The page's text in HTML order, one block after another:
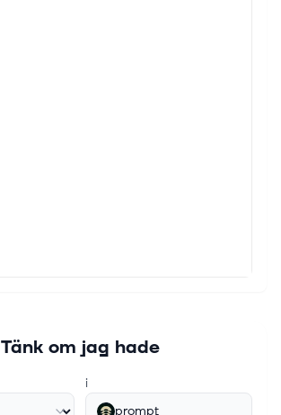
Tänk om jag hade
i
prompt